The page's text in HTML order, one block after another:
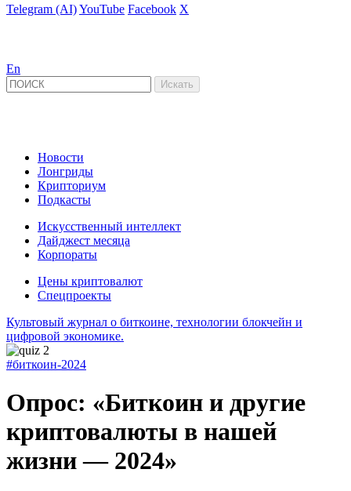
Telegram (AI)YouTube Facebook X
En
Новости
Лонгриды
Крипториум
Подкасты
Искусственный интеллект
Дайджест месяца
Корпораты
Цены криптовалют
Спецпроекты
Культовый журнал о биткоине, технологии блокчейн и
цифровой экономике.
#биткоин-2024
Опрос: «Биткоин и другие
криптовалюты в нашей
жизни — 2024»